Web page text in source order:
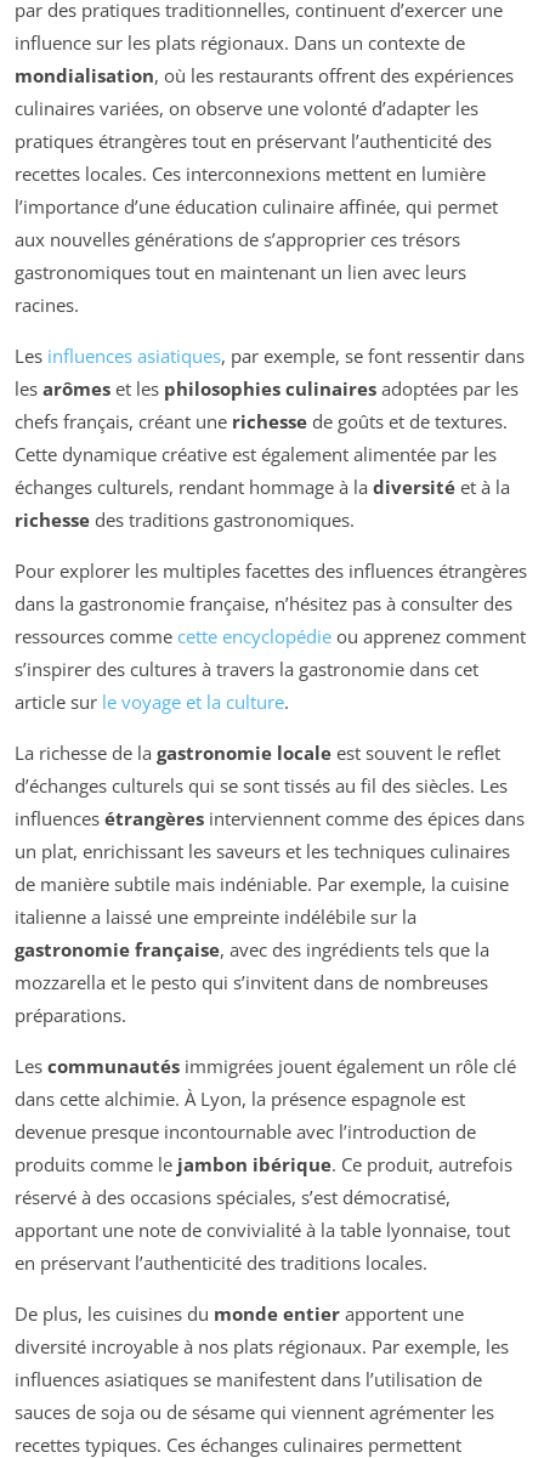
par des pratiques traditionnelles, continuent d’exercer une
influence sur les plats régionaux. Dans un contexte de
mondialisation, où les restaurants offrent des expériences
culinaires variées, on observe une volonté d’adapter les
pratiques étrangères tout en préservant l’authenticité des
recettes locales. Ces interconnexions mettent en lumière
l’importance d’une éducation culinaire affinée, qui permet
aux nouvelles générations de s’approprier ces trésors
gastronomiques tout en maintenant un lien avec leurs
racines.
Les influences asiatiques, par exemple, se font ressentir dans
les arômes et les philosophies culinaires adoptées par les
chefs français, créant une richesse de goûts et de textures.
Cette dynamique créative est également alimentée par les
échanges culturels, rendant hommage à la diversité et à la
richesse des traditions gastronomiques.
Pour explorer les multiples facettes des influences étrangères
dans la gastronomie française, n’hésitez pas à consulter des
ressources comme cette encyclopédie ou apprenez comment
s’inspirer des cultures à travers la gastronomie dans cet
article sur le voyage et la culture.
La richesse de la gastronomie locale est souvent le reflet
d’échanges culturels qui se sont tissés au fil des siècles. Les
influences étrangères interviennent comme des épices dans
un plat, enrichissant les saveurs et les techniques culinaires
de manière subtile mais indéniable. Par exemple, la cuisine
italienne a laissé une empreinte indélébile sur la
gastronomie française, avec des ingrédients tels que la
mozzarella et le pesto qui s’invitent dans de nombreuses
préparations.
Les communautés immigrées jouent également un rôle clé
dans cette alchimie. À Lyon, la présence espagnole est
devenue presque incontournable avec l’introduction de
produits comme le jambon ibérique. Ce produit, autrefois
réservé à des occasions spéciales, s’est démocratisé,
apportant une note de convivialité à la table lyonnaise, tout
en préservant l’authenticité des traditions locales.
De plus, les cuisines du monde entier apportent une
diversité incroyable à nos plats régionaux. Par exemple, les
influences asiatiques se manifestent dans l’utilisation de
sauces de soja ou de sésame qui viennent agrémenter les
recettes typiques. Ces échanges culinaires permettent